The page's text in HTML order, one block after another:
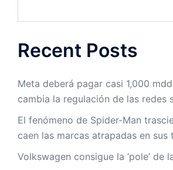
Recent Posts
Meta deberá pagar casi 1,000
cambia la regulación de las redes
El fenómeno de Spider-Man
caen las marcas atrapadas en sus
Volkswagen consigue la ‘pole’ de